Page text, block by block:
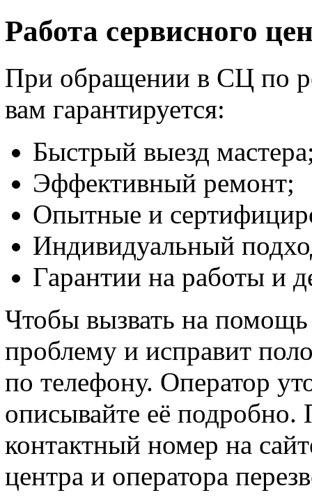
Работа сервисного
При обращении в СЦ по
вам гарантируется:
Быстрый выезд
Эффективный ремонт;
Опытные и
Индивидуальный
Гарантии на работы и
Чтобы вызвать на
проблему и исправит
по телефону. Оператор
описывайте её
контактный номер на
центра и оператора